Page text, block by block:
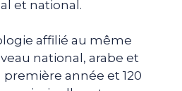
et national.
affilié au même
national, arabe et
année et 120